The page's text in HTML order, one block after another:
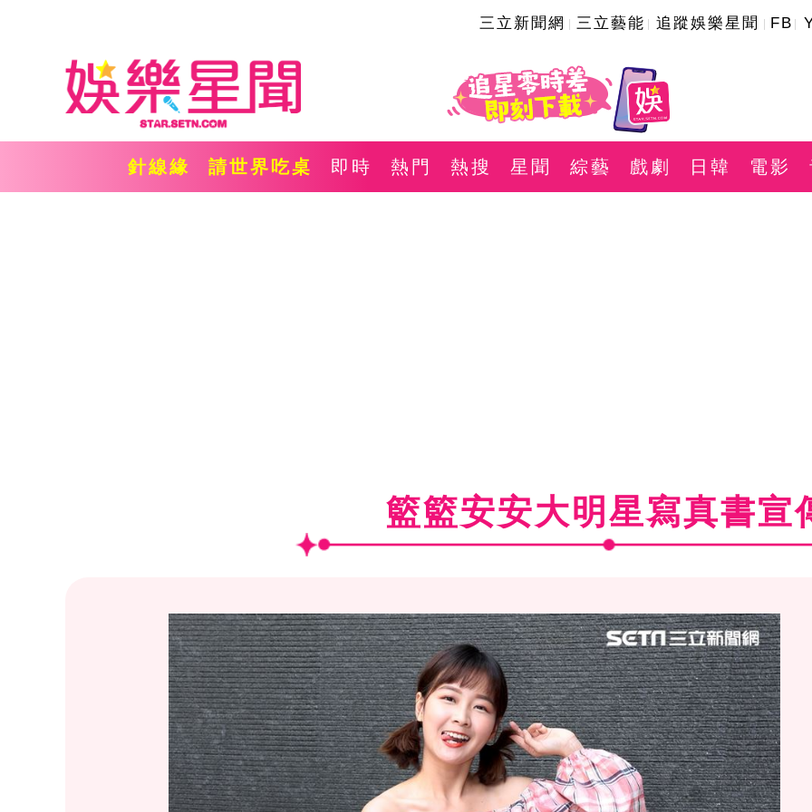
三立新聞網 三立藝能 追蹤娛樂星聞 FB
針線緣 請世界吃桌 即時 熱門 熱搜 星聞 綜藝 戲劇 日韓 電影
籃籃安安大明星寫真書宣